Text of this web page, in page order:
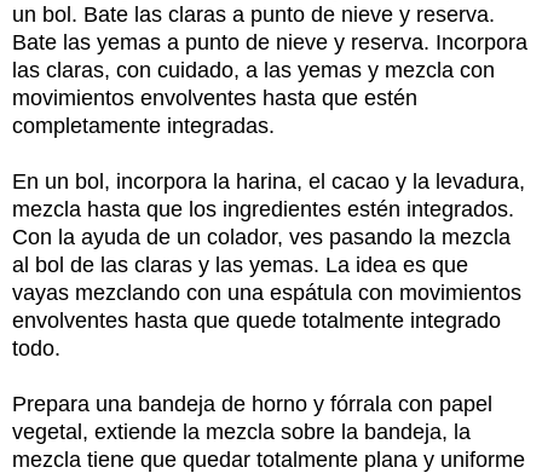
un bol. Bate las claras a punto de nieve y reserva.
Bate las yemas a punto de nieve y reserva. Incorpora
las claras, con cuidado, a las yemas y mezcla con
movimientos envolventes hasta que estén
completamente integradas.
En un bol, incorpora la harina, el cacao y la levadura,
mezcla hasta que los ingredientes estén integrados.
Con la ayuda de un colador, ves pasando la mezcla
al bol de las claras y las yemas. La idea es que
vayas mezclando con una espátula con movimientos
envolventes hasta que quede totalmente integrado
todo.
Prepara una bandeja de horno y fórrala con papel
vegetal, extiende la mezcla sobre la bandeja, la
mezcla tiene que quedar totalmente plana y uniforme